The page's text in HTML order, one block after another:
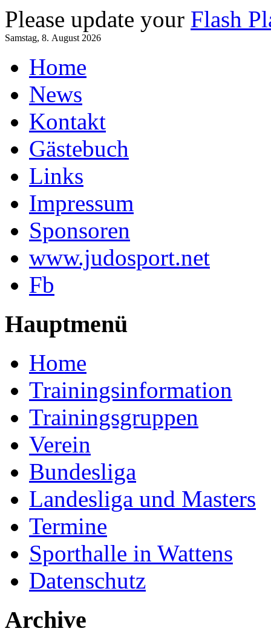
Please update your Flash
Samstag, 8. August 2026
Home
News
Kontakt
Gästebuch
Links
Impressum
Sponsoren
www.judosport.net
Fb
Hauptmenü
Home
Trainingsinformation
Trainingsgruppen
Verein
Bundesliga
Landesliga und Masters
Termine
Sporthalle in Wattens
Datenschutz
Archive